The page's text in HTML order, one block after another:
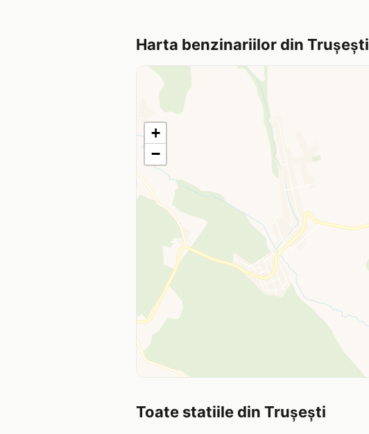
Harta benzinariilor din Trușești
+
−
Toate statiile din Trușești